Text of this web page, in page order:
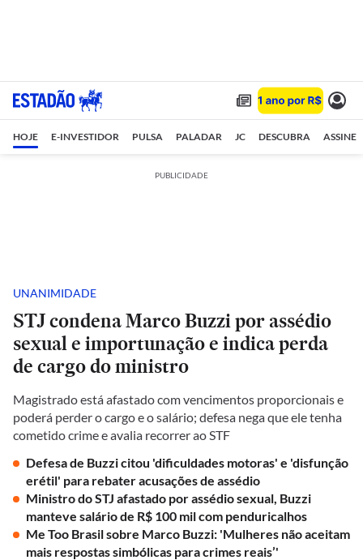
HOJE E-INVESTIDOR PULSA PALADAR JC DESCUBRA ASSINE
PUBLICIDADE
UNANIMIDADE
STJ condena Marco Buzzi por assédio
sexual e importunação e indica perda
de cargo do ministro
Magistrado está afastado com vencimentos proporcionais e
poderá perder o cargo e o salário; defesa nega que ele tenha
cometido crime e avalia recorrer ao STF
Defesa de Buzzi citou 'dificuldades motoras' e 'disfunção
erétil' para rebater acusações de assédio
Ministro do STJ afastado por assédio sexual, Buzzi
manteve salário de R$ 100 mil com penduricalhos
Me Too Brasil sobre Marco Buzzi: 'Mulheres não aceitam
mais respostas simbólicas para crimes reais’'